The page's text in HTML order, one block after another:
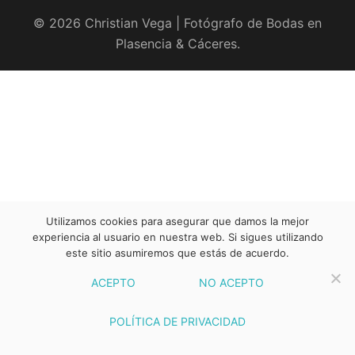
© 2026 Christian Vega | Fotógrafo de Bodas en
Plasencia & Cáceres.
Utilizamos cookies para asegurar que damos la mejor
experiencia al usuario en nuestra web. Si sigues utilizando
este sitio asumiremos que estás de acuerdo.
ACEPTO NO ACEPTO
POLÍTICA DE PRIVACIDAD